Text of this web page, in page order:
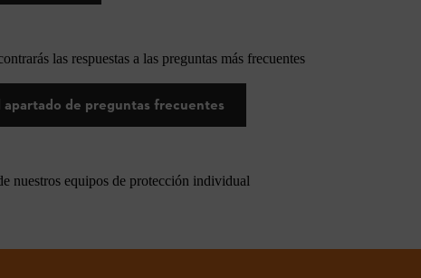
las respuestas a las preguntas más frecuentes
de preguntas frecuentes
nuestros equipos de protección individual